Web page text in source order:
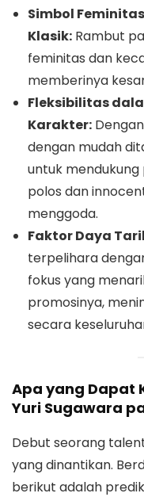
Simbol
Klasik: Rambut
feminitas dan
memberinya
Fleksibilitas
Karakter:
dengan mudah
untuk
polos dan
menggoda.
Faktor Daya
terpelihara
fokus yang
promosinya,
secara
Apa yang Dapat
Yuri Sugawara
Debut seorang
yang dinantikan.
berikut adalah